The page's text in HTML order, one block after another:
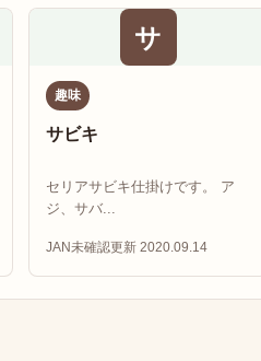
サ
趣味
サビキ
セリアサビキ仕掛けです。 ア
ジ、サバ...
JAN未確認更新 2020.09.14